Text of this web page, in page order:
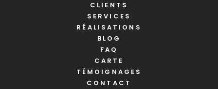
CLIENTS
SERVICES
RÉALISATIONS
BLOG
FAQ
CARTE
TÉMOIGNAGES
CONTACT